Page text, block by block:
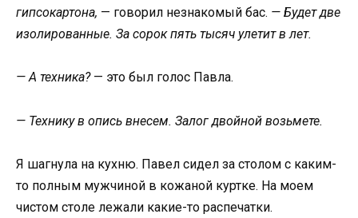
гипсокартона, — говорил незнакомый бас. — Будет две
изолированные. За сорок пять тысяч улетит в лет.
— А техника?— это был голос Павла.
— Технику в опись внесем. Залог двойной возьмете.
Я шагнула на кухню. Павел сидел за столом с каким-
то полным мужчиной в кожаной куртке. На моем
чистом столе лежали какие-то распечатки.